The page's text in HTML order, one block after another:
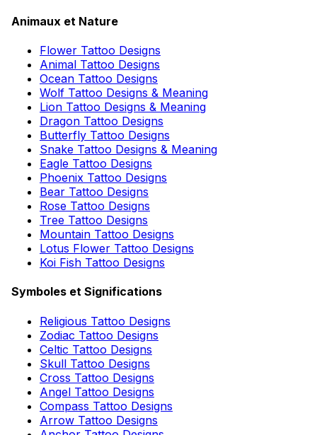
Animaux et Nature
Flower Tattoo Designs
Animal Tattoo Designs
Ocean Tattoo Designs
Wolf Tattoo Designs & Meaning
Lion Tattoo Designs & Meaning
Dragon Tattoo Designs
Butterfly Tattoo Designs
Snake Tattoo Designs & Meaning
Eagle Tattoo Designs
Phoenix Tattoo Designs
Bear Tattoo Designs
Rose Tattoo Designs
Tree Tattoo Designs
Mountain Tattoo Designs
Lotus Flower Tattoo Designs
Koi Fish Tattoo Designs
Symboles et Significations
Religious Tattoo Designs
Zodiac Tattoo Designs
Celtic Tattoo Designs
Skull Tattoo Designs
Cross Tattoo Designs
Angel Tattoo Designs
Compass Tattoo Designs
Arrow Tattoo Designs